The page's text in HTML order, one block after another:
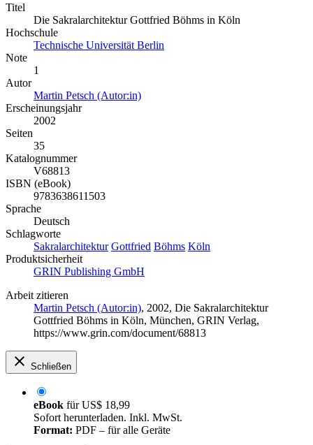
Titel
Die Sakralarchitektur Gottfried Böhms in Köln
Hochschule
Technische Universität Berlin
Note
1
Autor
Martin Petsch (Autor:in)
Erscheinungsjahr
2002
Seiten
35
Katalognummer
V68813
ISBN (eBook)
9783638611503
Sprache
Deutsch
Schlagworte
Sakralarchitektur Gottfried Böhms Köln
Produktsicherheit
GRIN Publishing GmbH
Arbeit zitieren
Martin Petsch (Autor:in), 2002, Die Sakralarchitektur
Gottfried Böhms in Köln, München, GRIN Verlag,
https://www.grin.com/document/68813
Schließen
eBook fürUS$ 18,99
Sofort herunterladen. Inkl. MwSt.
Format: PDF – für alle Geräte